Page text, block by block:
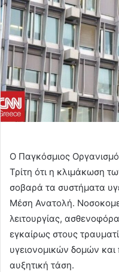
Ο Παγκόσμιος
Τρίτη ότι η κλιμάκωση
σοβαρά τα συστήματα
Μέση Ανατολή.
λειτουργίας,
εγκαίρως στους
υγειονομικών δομών
αυξητική τάση.